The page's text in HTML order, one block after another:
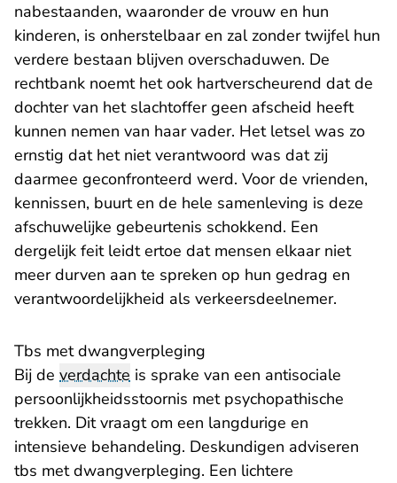
nabestaanden, waaronder de vrouw en hun
kinderen, is onherstelbaar en zal zonder twijfel hun
verdere bestaan blijven overschaduwen. De
rechtbank noemt het ook hartverscheurend dat de
dochter van het slachtoffer geen afscheid heeft
kunnen nemen van haar vader. Het letsel was zo
ernstig dat het niet verantwoord was dat zij
daarmee geconfronteerd werd. Voor de vrienden,
kennissen, buurt en de hele samenleving is deze
afschuwelijke gebeurtenis schokkend. Een
dergelijk feit leidt ertoe dat mensen elkaar niet
meer durven aan te spreken op hun gedrag en
verantwoordelijkheid als verkeersdeelnemer.
Tbs met dwangverpleging
Bij de verdachte is sprake van een antisociale
persoonlijkheidsstoornis met psychopathische
trekken. Dit vraagt om een langdurige en
intensieve behandeling. Deskundigen adviseren
tbs met dwangverpleging. Een lichtere